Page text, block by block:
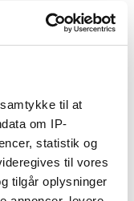
til at
om IP-
statistik og
til vores
tilgår oplysninger
med hensyn til
fremmer
ofte under
udmærker sig
og
Dr. Kavita